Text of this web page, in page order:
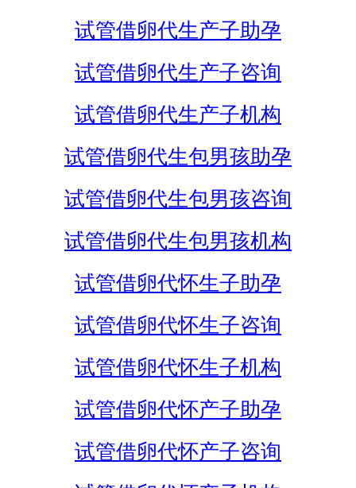
试管借卵代生产子助孕
试管借卵代生产子咨询
试管借卵代生产子机构
试管借卵代生包男孩助孕
试管借卵代生包男孩咨询
试管借卵代生包男孩机构
试管借卵代怀生子助孕
试管借卵代怀生子咨询
试管借卵代怀生子机构
试管借卵代怀产子助孕
试管借卵代怀产子咨询